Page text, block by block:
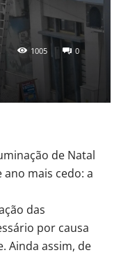
1005 0
de Natal
mais cedo: a
das
por causa
Ainda assim, de